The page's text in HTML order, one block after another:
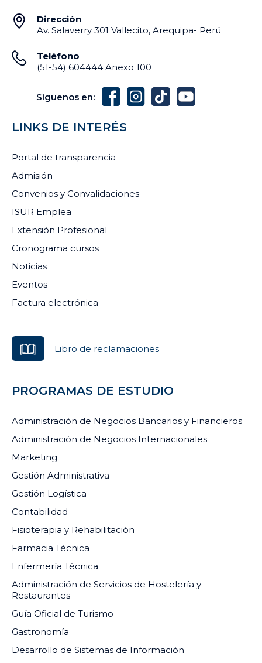
Dirección
Av. Salaverry 301 Vallecito, Arequipa- Perú
Teléfono
(51-54) 604444 Anexo 100
Síguenos en:
LINKS DE INTERÉS
Portal de transparencia
Admisión
Convenios y Convalidaciones
ISUR Emplea
Extensión Profesional
Cronograma cursos
Noticias
Eventos
Factura electrónica
Libro de reclamaciones
PROGRAMAS DE ESTUDIO
Administración de Negocios Bancarios y Financieros
Administración de Negocios Internacionales
Marketing
Gestión Administrativa
Gestión Logística
Contabilidad
Fisioterapia y Rehabilitación
Farmacia Técnica
Enfermería Técnica
Administración de Servicios de Hostelería y
Restaurantes
Guía Oficial de Turismo
Gastronomía
Desarrollo de Sistemas de Información